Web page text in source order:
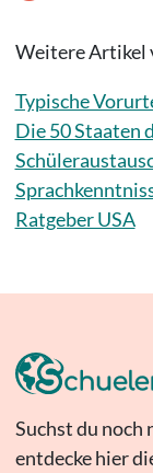
Weitere Artikel
Typische
Die 50 Staaten
Ratgeber USA
Suchst du noch
entdecke hier